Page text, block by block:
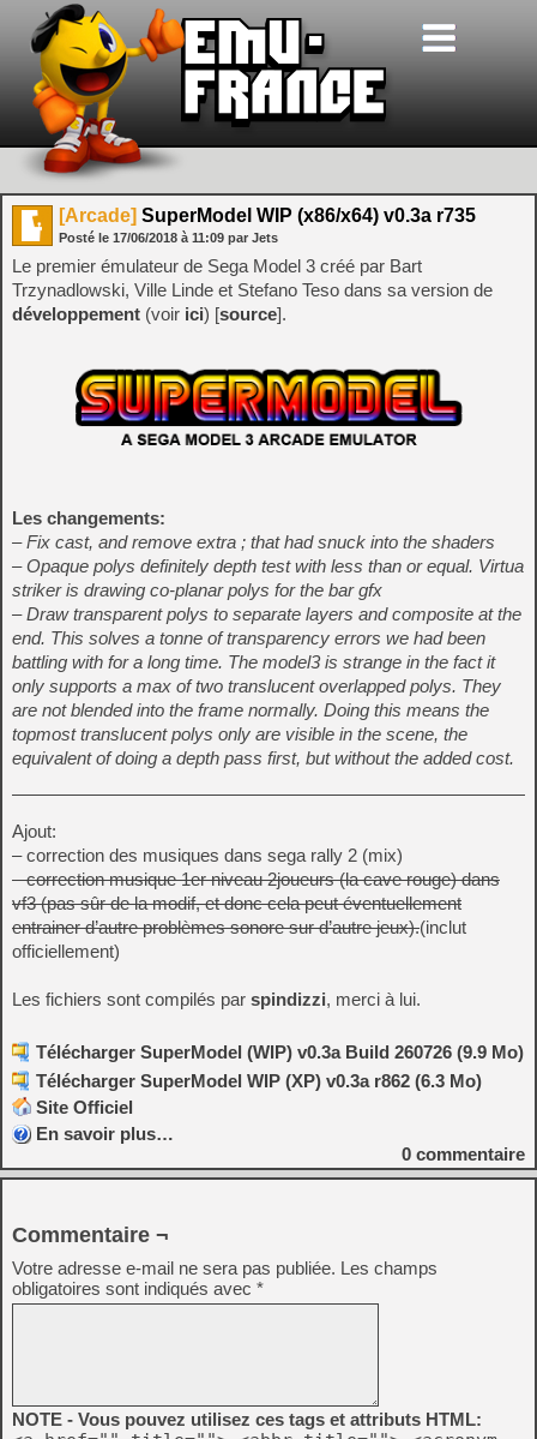
[Arcade] SuperModel WIP (x86/x64) v0.3a r735
Posté le 17/06/2018 à 11:09 par Jets
Le premier émulateur de Sega Model 3 créé par Bart
Trzynadlowski, Ville Linde et Stefano Teso dans sa version de
développement (voir ici) [source].
Les changements:
– Fix cast, and remove extra ; that had snuck into the shaders
– Opaque polys definitely depth test with less than or equal. Virtua
striker is drawing co-planar polys for the bar gfx
– Draw transparent polys to separate layers and composite at the
end. This solves a tonne of transparency errors we had been
battling with for a long time. The model3 is strange in the fact it
only supports a max of two translucent overlapped polys. They
are not blended into the frame normally. Doing this means the
topmost translucent polys only are visible in the scene, the
equivalent of doing a depth pass first, but without the added cost.
Ajout:
– correction des musiques dans sega rally 2 (mix)
– correction musique 1er niveau 2joueurs (la cave rouge) dans
vf3 (pas sûr de la modif, et donc cela peut éventuellement
entrainer d’autre problèmes sonore sur d’autre jeux).(inclut
officiellement)
Les fichiers sont compilés par spindizzi, merci à lui.
Télécharger SuperModel (WIP) v0.3a Build 260726 (9.9 Mo)
Télécharger SuperModel WIP (XP) v0.3a r862 (6.3 Mo)
Site Officiel
En savoir plus…
0 commentaire
Commentaire ¬
Votre adresse e-mail ne sera pas publiée. Les champs
obligatoires sont indiqués avec *
NOTE - Vous pouvez utilisez ces tags et attributs HTML: